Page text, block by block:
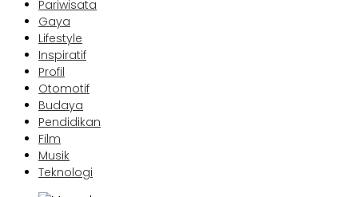
Pariwisata
Gaya
Lifestyle
Inspiratif
Profil
Otomotif
Budaya
Pendidikan
Film
Musik
Teknologi